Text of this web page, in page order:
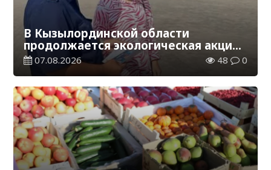
В Кызылординской области
продолжается экологическая акция
«Таза Қазақстан»
07.08.2026 48 0